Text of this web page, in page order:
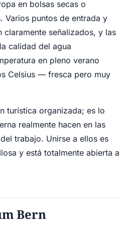
en bolsas secas o
Varios puntos de entrada y
claramente señalizados, y las
calidad del agua
en pleno verano
Celsius — fresca pero muy
turística organizada; es lo
realmente hacen en las
trabajo. Unirse a ellos es
y está totalmente abierta a
Bern